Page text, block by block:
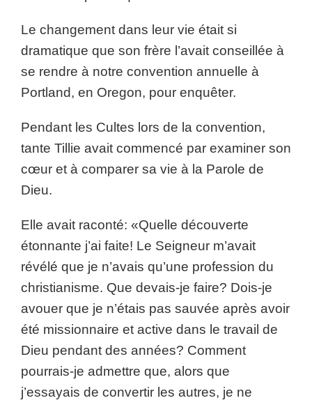
Le changement dans leur vie était si
dramatique que son frère l’avait conseillée à
se rendre à notre convention annuelle à
Portland, en Oregon, pour enquêter.
Pendant les Cultes lors de la convention,
tante Tillie avait commencé par examiner son
cœur et à comparer sa vie à la Parole de
Dieu.
Elle avait raconté: «Quelle découverte
étonnante j’ai faite! Le Seigneur m’avait
révélé que je n’avais qu’une profession du
christianisme. Que devais-je faire? Dois-je
avouer que je n’étais pas sauvée après avoir
été missionnaire et active dans le travail de
Dieu pendant des années? Comment
pourrais-je admettre que, alors que
j’essayais de convertir les autres, je ne